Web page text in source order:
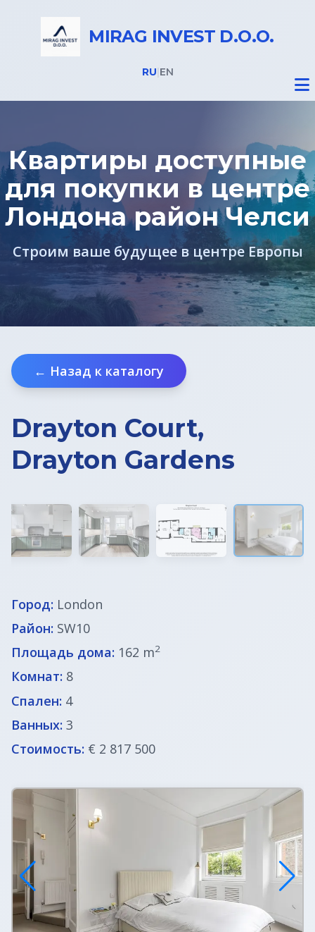
MIRAG INVEST D.O.O.
RU EN
Недвижимость
Все объекты
Недвижимость в Словении
Недвижимость в Италии
Квартиры доступные
для покупки в центре
Лондона район Челси
Строим ваше будущее в центре Европы
← Назад к каталогу
Drayton Court,
Drayton Gardens
Город: London
Район: SW10
Площадь дома: 162 m2
Комнат: 8
Спален: 4
Ванных: 3
Стоимость: € 2 817 500